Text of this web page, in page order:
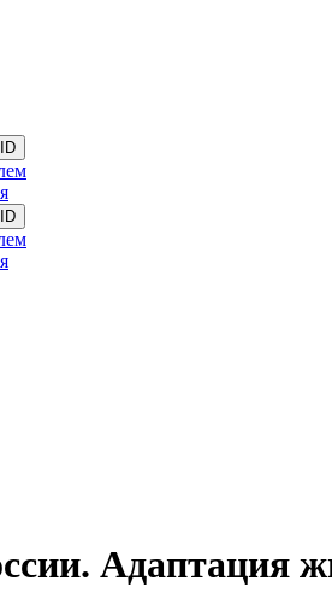
Адаптация